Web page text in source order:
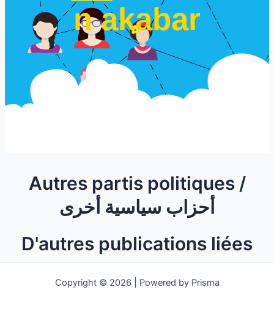
n akabar
Autres partis politiques /
أحزاب سياسية أخرى
D'autres publications liées
Copyright © 2026 | Powered by Prisma